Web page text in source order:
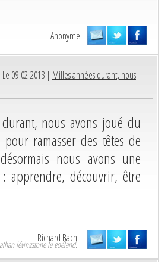
Anonyme
09-02-2013 | Milles années durant, nous
nous avons joué du
ramasser des têtes de
nous avons une
apprendre, découvrir, être
Richard Bach
lévingstone le goéland.